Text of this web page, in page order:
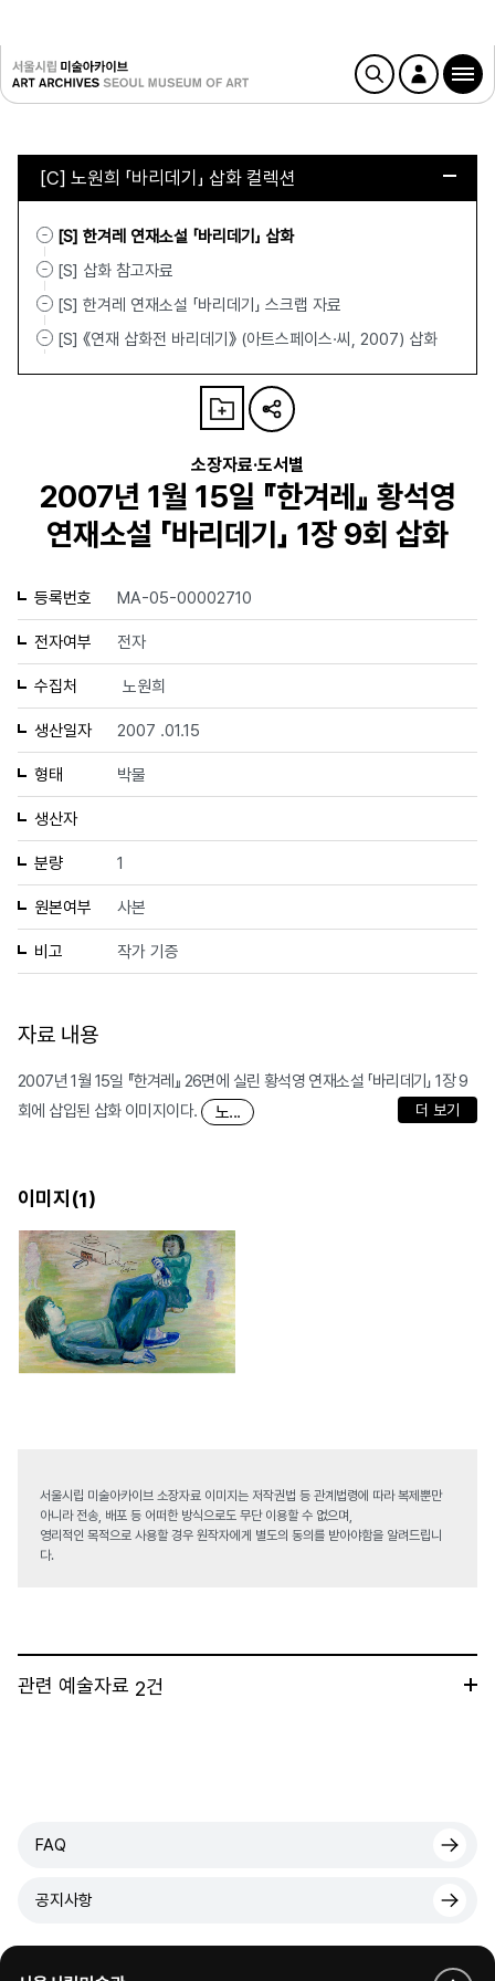
[C] 노원희 「바리데기」 삽화 컬렉션
[S] 한겨레 연재소설 「바리데기」 삽화
[S] 삽화 참고자료
[S] 한겨레 연재소설 「바리데기」 스크랩 자료
[S] 《연재 삽화전 바리데기》 (아트스페이스·씨, 2007) 삽화
소장자료·도서별
2007년 1월 15일 『한겨레』 황석영
연재소설 「바리데기」 1장 9회 삽화
등록번호 MA-05-00002710
전자여부 전자
수집처 노원희
생산일자 2007 .01.15
형태 박물
생산자
분량 1
원본여부 사본
비고 작가 기증
자료 내용
2007년 1월 15일 『한겨레』 26면에 실린 황석영 연재소설 「바리데기」 1장 9
회에 삽입된 삽화 이미지이다.
노... 더 보기
이미지(1)
서울시립 미술아카이브 소장자료 이미지는 저작권법 등 관계법령에 따라 복제뿐만
아니라 전송, 배포 등 어떠한 방식으로도 무단 이용할 수 없으며,
영리적인 목적으로 사용할 경우 원작자에게 별도의 동의를 받아야함을 알려드립니
다.
관련 예술자료 2건
FAQ
공지사항